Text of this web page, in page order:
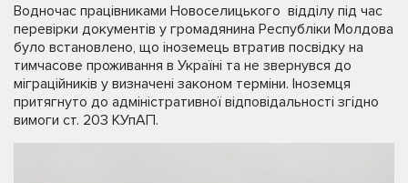
Водночас працівниками Новоселицького відділу під час
перевірки документів у громадянина Республіки Молдова
було встановлено, що іноземець втратив посвідку на
тимчасове проживання в Україні та не звернувся до
міграційників у визначені законом терміни. Іноземця
притягнуто до адміністративної відповідальності згідно
вимоги ст. 203 КУпАП.